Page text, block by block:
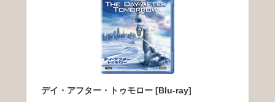
デイ・アフター・トゥモロー [Blu-ray]